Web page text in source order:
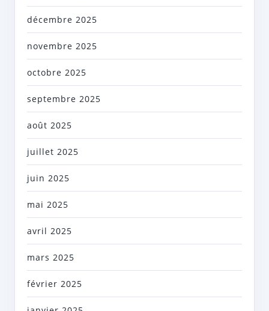
décembre 2025
novembre 2025
octobre 2025
septembre 2025
août 2025
juillet 2025
juin 2025
mai 2025
avril 2025
mars 2025
février 2025